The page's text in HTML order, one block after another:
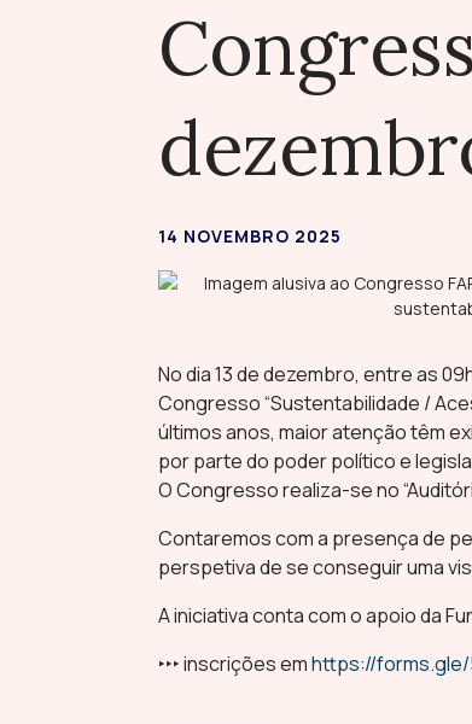
14 NOVEMBRO 2025
No dia 13 de dezembro, entre as
Congresso “Sustentabilidade /
últimos anos, maior atenção têm
por parte do poder político e
O Congresso realiza-se no
Contaremos com a presença de
perspetiva de se conseguir uma
A iniciativa conta com o apoio da
‣‣‣ inscrições emhttps://forms.gle/